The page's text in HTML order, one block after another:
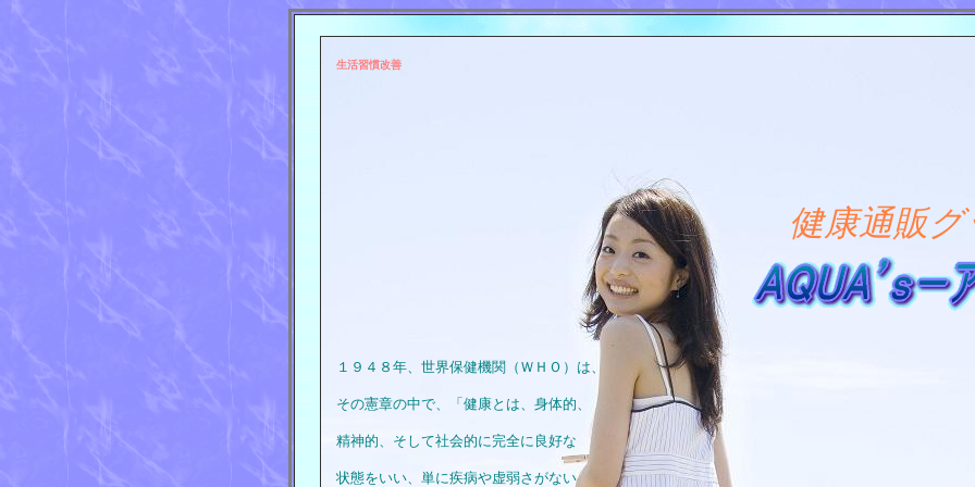
生活習慣改善
健康通販
１９４８年、世界保健機関（ＷＨＯ）は、
その憲章の中で、「健康とは、身体的、
精神的、そして社会的に完全に良好な
状態をいい、単に疾病や虚弱さがない